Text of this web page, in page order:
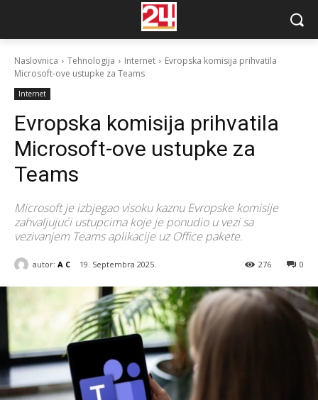
Naslovnica Tehnologija Internet
Evropska komisija prihvatila
Microsoft-ove ustupke za Teams
Internet
Evropska komisija prihvatila
Microsoft-ove ustupke za
Teams
Microsoft je izbjegao visoku kaznu Evropske komisije
zahvaljujući ustupcima koje je ponudio u vezi sa
vezivanjem Teams aplikacije uz Office pakete.
autor: A C 19. Septembra 2025. 0
276